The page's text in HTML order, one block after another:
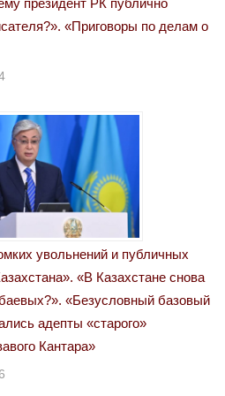
«Приговоры по делам о
увольнений и публичных
«В Казахстане снова
«Безусловный базовый
адепты «старого»
Кантара»